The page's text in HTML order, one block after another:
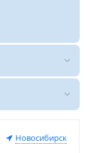
Новосибирск